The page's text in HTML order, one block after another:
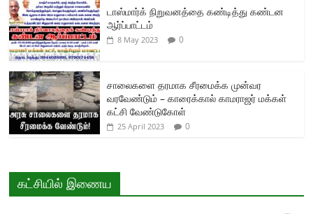
டாஸ்மார்க் நிறுவனத்தை கண்டித்து கண்டன
ஆர்ப்பாட்டம்
8 May 2023 0
சாலைகளை தரமாக சீரமைக்க முன்வர
வரவேண்டும் – காரைக்கால் காமராஜர் மக்கள்
கட்சி வேண்டுகோள்
25 April 2023 0
கட்சியில் இணைய